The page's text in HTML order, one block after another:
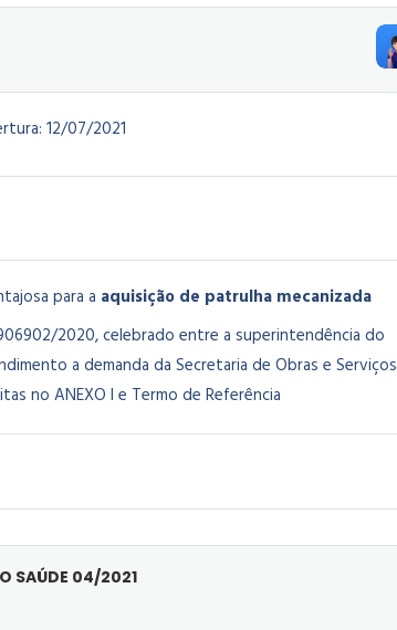
12/07/2021
para a aquisição de patrulha mecanizada
2020, celebrado entre a superintendência do
a demanda da Secretaria de Obras e Serviços
no ANEXO I e Termo de Referência
SAÚDE 04/2021